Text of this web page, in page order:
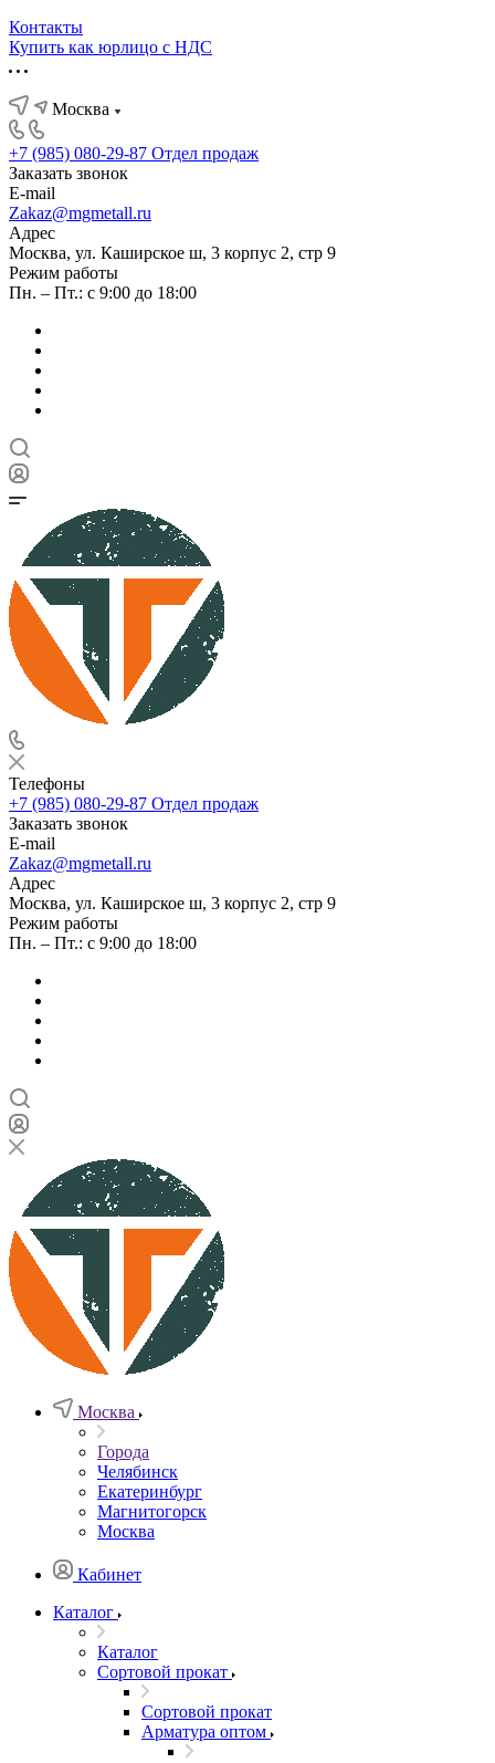
Контакты
Купить как юрлицо с НДС
Москва
+7 (985) 080-29-87 Отдел продаж
Заказать звонок
E-mail
Zakaz@mgmetall.ru
Адрес
Москва, ул. Каширское ш, 3 корпус 2, стр 9
Режим работы
Пн. – Пт.: с 9:00 до 18:00
Телефоны
+7 (985) 080-29-87 Отдел продаж
Заказать звонок
E-mail
Zakaz@mgmetall.ru
Адрес
Москва, ул. Каширское ш, 3 корпус 2, стр 9
Режим работы
Пн. – Пт.: с 9:00 до 18:00
Москва
Города
Челябинск
Екатеринбург
Магнитогорск
Москва
Кабинет
Каталог
Каталог
Сортовой прокат
Сортовой прокат
Арматура оптом